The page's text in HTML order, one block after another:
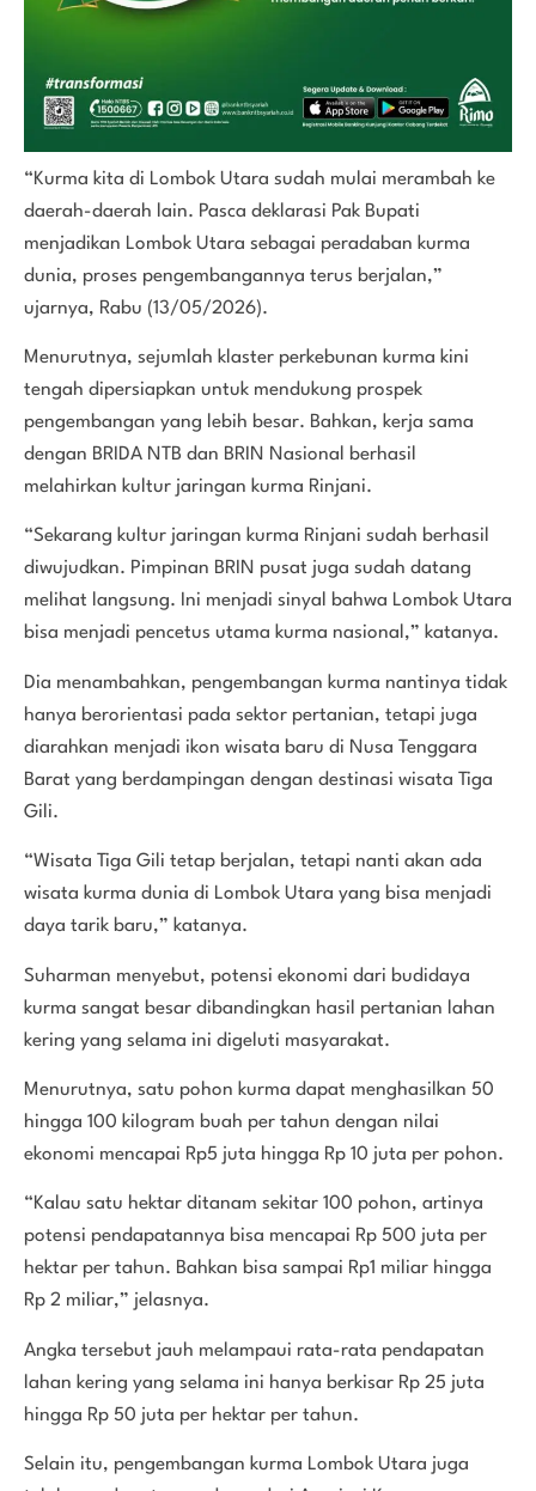
“Kurma kita di Lombok Utara sudah mulai merambah ke
daerah-daerah lain. Pasca deklarasi Pak Bupati
menjadikan Lombok Utara sebagai peradaban kurma
dunia, proses pengembangannya terus berjalan,”
ujarnya, Rabu (13/05/2026).
Menurutnya, sejumlah klaster perkebunan kurma kini
tengah dipersiapkan untuk mendukung prospek
pengembangan yang lebih besar. Bahkan, kerja sama
dengan BRIDA NTB dan BRIN Nasional berhasil
melahirkan kultur jaringan kurma Rinjani.
“Sekarang kultur jaringan kurma Rinjani sudah berhasil
diwujudkan. Pimpinan BRIN pusat juga sudah datang
melihat langsung. Ini menjadi sinyal bahwa Lombok Utara
bisa menjadi pencetus utama kurma nasional,” katanya.
Dia menambahkan, pengembangan kurma nantinya tidak
hanya berorientasi pada sektor pertanian, tetapi juga
diarahkan menjadi ikon wisata baru di Nusa Tenggara
Barat yang berdampingan dengan destinasi wisata Tiga
Gili.
“Wisata Tiga Gili tetap berjalan, tetapi nanti akan ada
wisata kurma dunia di Lombok Utara yang bisa menjadi
daya tarik baru,” katanya.
Suharman menyebut, potensi ekonomi dari budidaya
kurma sangat besar dibandingkan hasil pertanian lahan
kering yang selama ini digeluti masyarakat.
Menurutnya, satu pohon kurma dapat menghasilkan 50
hingga 100 kilogram buah per tahun dengan nilai
ekonomi mencapai Rp5 juta hingga Rp 10 juta per pohon.
“Kalau satu hektar ditanam sekitar 100 pohon, artinya
potensi pendapatannya bisa mencapai Rp 500 juta per
hektar per tahun. Bahkan bisa sampai Rp1 miliar hingga
Rp 2 miliar,” jelasnya.
Angka tersebut jauh melampaui rata-rata pendapatan
lahan kering yang selama ini hanya berkisar Rp 25 juta
hingga Rp 50 juta per hektar per tahun.
Selain itu, pengembangan kurma Lombok Utara juga